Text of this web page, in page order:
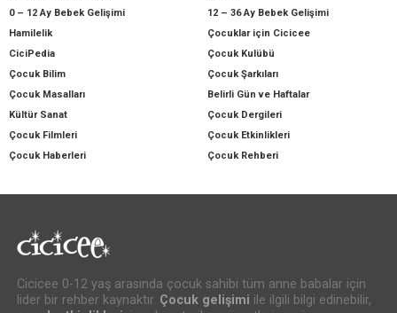
0 – 12 Ay Bebek Gelişimi
12 – 36 Ay Bebek Gelişimi
Hamilelik
Çocuklar için Cicicee
CiciPedia
Çocuk Kulübü
Çocuk Bilim
Çocuk Şarkıları
Çocuk Masalları
Belirli Gün ve Haftalar
Kültür Sanat
Çocuk Dergileri
Çocuk Filmleri
Çocuk Etkinlikleri
Çocuk Haberleri
Çocuk Rehberi
Cicicee 0-12 yaş arasında çocuk sahibi tüm anne babalar için
lider bir rehber kaynaktır. Çocuk gelişimi ile ilgili bilgi edinebilir,